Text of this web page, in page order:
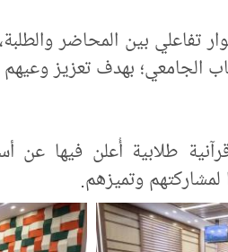
تفاعلي بين المحاضر
الجامعي؛ بهدف تعزيز وعيهم
طلابية أُعلن فيها عن
لمشاركتهم وتميزهم.